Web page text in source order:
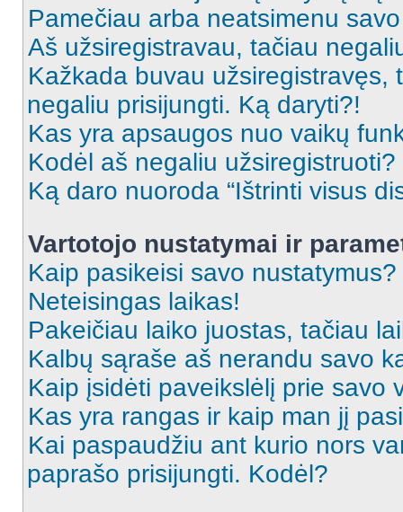
Pamečiau arba neatsimenu
Aš užsiregistravau, tačiau
Kažkada buvau užsiregistravęs,
negaliu prisijungti. Ką daryti?!
Kas yra apsaugos nuo vaikų
Kodėl aš negaliu užsiregistruoti?
Ką daro nuoroda “Ištrinti visus
Vartotojo nustatymai ir
Kaip pasikeisi savo nustatymus?
Neteisingas laikas!
Pakeičiau laiko juostas, tačiau
Kalbų sąraše aš nerandu savo
Kaip įsidėti paveikslėlį prie savo
Kas yra rangas ir kaip man jį
Kai paspaudžiu ant kurio nors
paprašo prisijungti. Kodėl?